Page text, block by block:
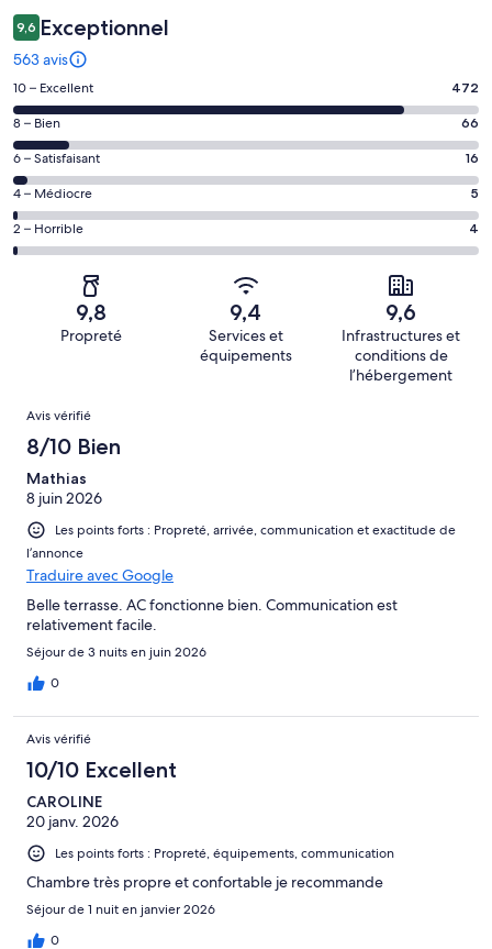
9,6 Exceptionnel
563 avis
Note
des
voyageurs
de 10
(Excellent),
d’après 472 avis
sur 563.
10 – Excellent 472
Note
des
voyageurs
de 8
(Bien),
d’après 66 avis
8 – Bien 66
Note
des
voyageurs
de 6
(Satisfaisant),
d’après 16 avis
6 – Satisfaisant 16
Note
des
voyageurs
(Médiocre),
d’après 5 avis
sur 563.
4 – Médiocre 5
Note
des
voyageurs
(Horrible),
d’après 4 avis
2 – Horrible 4
9,8
Propreté
9,4
Services et
équipements
9,6
Infrastructures et
conditions de
l’hébergement
Avis
Avis vérifié
8/10 Bien
Mathias
8 juin 2026
Les points forts : Propreté, arrivée, communication et exactitude de
l’annonce
Traduire avec Google
Belle terrasse. AC fonctionne bien. Communication est
relativement facile.
Séjour de 3 nuits en juin 2026
0
Avis vérifié
10/10 Excellent
CAROLINE
20 janv. 2026
Les points forts : Propreté, équipements, communication
Chambre très propre et confortable je recommande
Séjour de 1 nuit en janvier 2026
0